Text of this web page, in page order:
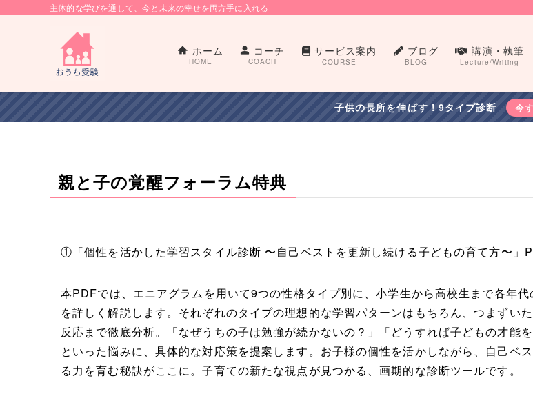
主体的な学びを通して、今と未来の幸せを両方手に入れる
ホーム
HOME
コーチ
COACH
サービス案内
COURSE
ブログ
BLOG
講演・執筆
Lecture/Writing
子供の長所を伸ばす！9タイプ診断 今
親と子の覚醒フォーラム特典
①「個性を活かした学習スタイル診断 〜自己ベストを更新し続ける子どもの育て方〜」
本PDFでは、エニアグラムを用いて9つの性格タイプ別に、小学生から高校生まで各年
を詳しく解説します。それぞれのタイプの理想的な学習パターンはもちろん、つまずい
反応まで徹底分析。「なぜうちの子は勉強が続かないの？」「どうすれば子どもの才能を
といった悩みに、具体的な対応策を提案します。お子様の個性を活かしながら、自己ベ
る力を育む秘訣がここに。子育ての新たな視点が見つかる、画期的な診断ツールです。